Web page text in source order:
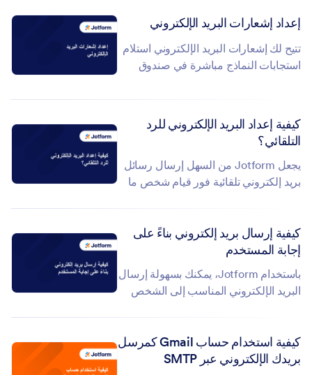
إعداد إشعارات البريد الإلكتروني
تتيح لك إشعارات البريد الإلكتروني استلام
استجابات النماذج مباشرة في صندوق
كيفية إعداد البريد الإلكتروني للرد
التلقائي؟
يجعل Jotform من السهل إرسال رسائل
بريد إلكتروني تلقائية فور قيام شخص ما
كيفية إرسال بريد إلكتروني بناءً على
إجابة المستخدم
باستخدام Jotform، يمكنك بسهولة إرسال
البريد الإلكتروني المناسب إلى الشخص
كيفية استخدام حساب Gmail كمرسل
بريدك الإلكتروني عبر SMTP